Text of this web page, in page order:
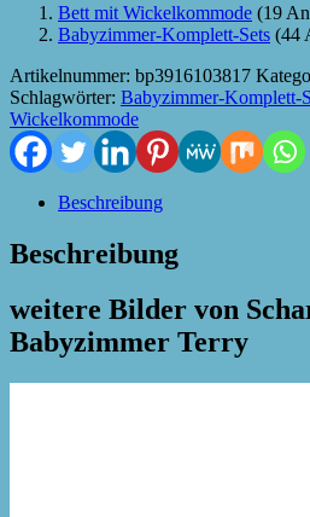
Bett mit Wickelkommode (19
Babyzimmer-Komplett-Sets (44
Artikelnummer: bp3916103817
Schlagwörter: Babyzimmer-Komplett-
Wickelkommode
Beschreibung
Beschreibung
weitere Bilder von
Babyzimmer Terry